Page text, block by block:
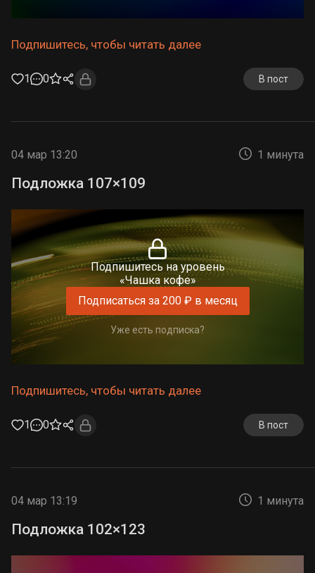
Подпишитесь, чтобы читать далее
1 0 В пост
04 мар 13:20 1 минута
Подложка 107×109
Подпишитесь на уровень
«Чашка кофе»
Подписаться за 200 ₽ в месяц
Уже есть подписка?
Подпишитесь, чтобы читать далее
1 0 В пост
04 мар 13:19 1 минута
Подложка 102×123